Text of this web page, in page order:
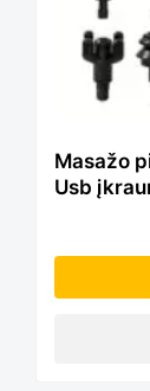
Masažo
Usb